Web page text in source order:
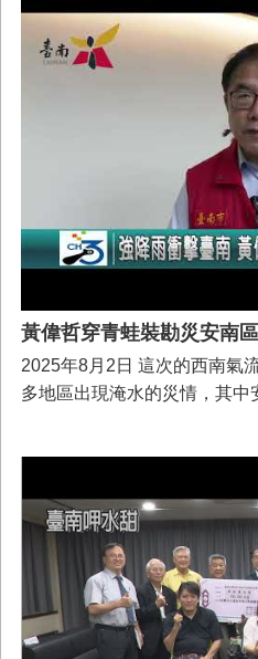
黃偉哲穿青蛙裝勘災安南
2025年8月2日 這次的西南氣
多地區出現淹水的災情，其中